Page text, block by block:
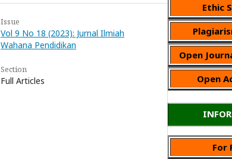
Issue
Vol 9 No 18 (2023): Jurnal Ilmiah
Wahana Pendidikan
Section
Full Articles
Ethic
Open
Open
For